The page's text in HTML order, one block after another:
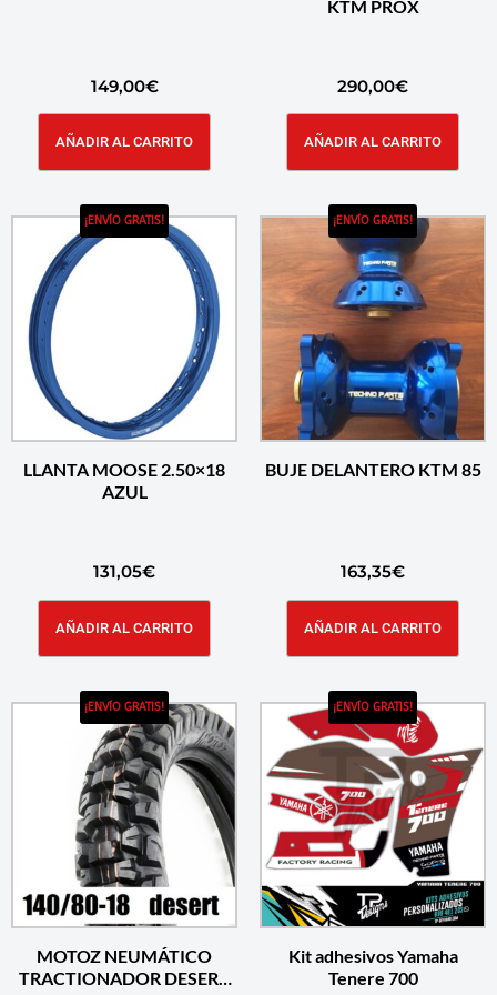
149,00€
AÑADIR AL CARRITO
KTM PROX
290,00€
AÑADIR AL CARRITO
¡ENVÍO GRATIS!
LLANTA MOOSE 2.50×18
AZUL
131,05€
AÑADIR AL CARRITO
¡ENVÍO GRATIS!
BUJE DELANTERO KTM 85
163,35€
AÑADIR AL CARRITO
¡ENVÍO GRATIS!
MOTOZ NEUMÁTICO
TRACTIONADOR DESERT
¡ENVÍO GRATIS!
Kit adhesivos Yamaha
Tenere 700